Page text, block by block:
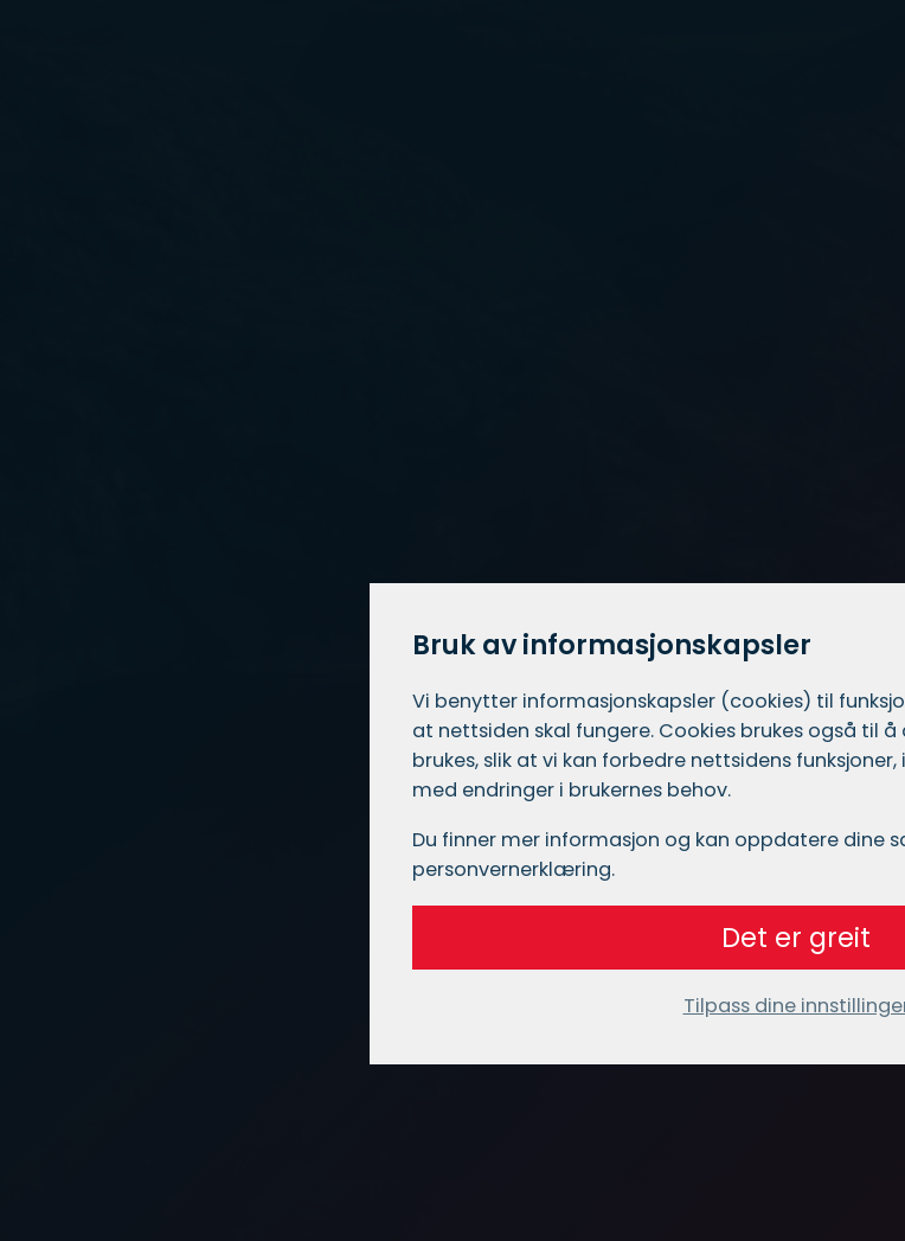
Bruk av informasjonskapsler
Vi benytter informasjons­kapsler (cookies) til
at nettsiden skal fungere. Cookies brukes også til
brukes, slik at vi kan forbedre nettsidens
med endringer i brukernes behov.
Du finner mer informasjon og kan oppdatere dine
personvernerklæring.
Det er greit
Tilpass dine